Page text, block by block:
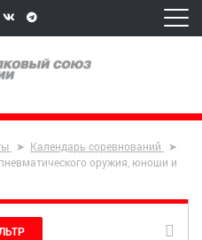
Календарь соревнований
оружия, юноши и